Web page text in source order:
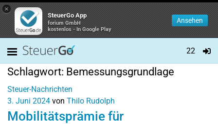
×
SteuerGo App
forium GmbH
kostenlos - In Google Play
Ansehen
22
Schlagwort: Bemessungsgrundlage
Steuer-Nachrichten
3. Juni 2024 von Thilo Rudolph
Mobilitätsprämie für